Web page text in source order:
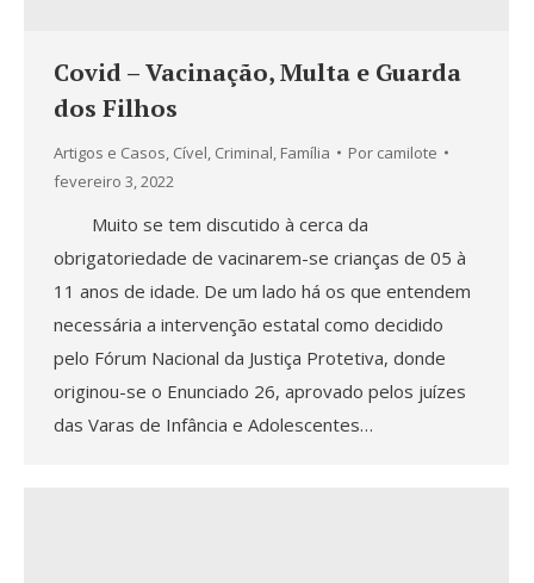
Covid – Vacinação, Multa e Guarda
dos Filhos
Artigos e Casos Cível Criminal Família Por camilote
fevereiro 3, 2022
Muito se tem discutido à cerca da
obrigatoriedade de vacinarem-se crianças de 05 à
11 anos de idade. De um lado há os que entendem
necessária a intervenção estatal como decidido
pelo Fórum Nacional da Justiça Protetiva, donde
originou-se o Enunciado 26, aprovado pelos juízes
das Varas de Infância e Adolescentes…